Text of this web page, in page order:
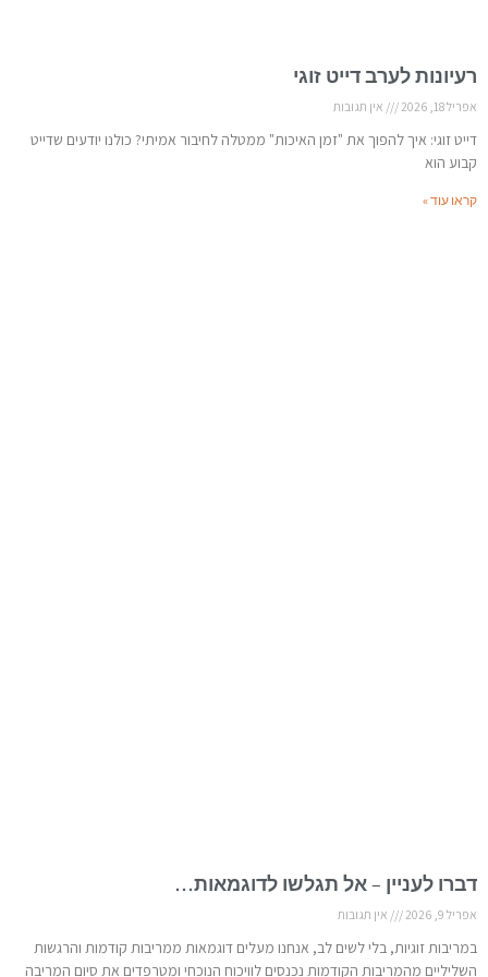
רעיונות לערב דייט זוגי
אפריל 18, 2026 אין תגובות
דייט זוגי: איך להפוך את "זמן האיכות" ממטלה לחיבור אמיתי? כולנו יודעים שדייט
קבוע הוא
קראו עוד »
דברו לעניין – אל תגלשו לדוגמאות…
אפריל 9, 2026 אין תגובות
במריבות זוגיות, בלי לשים לב, אנחנו מעלים דוגמאות ממריבות קודמות והרגשות
השליליים מהמריבות הקודמות נכנסים לוויכוח הנוכחי ומטרפדים את סיום המריבה